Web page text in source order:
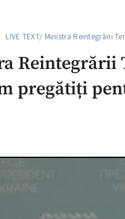
TEXT/ Ministra Reintegrării
Reintegrării
pregătiți